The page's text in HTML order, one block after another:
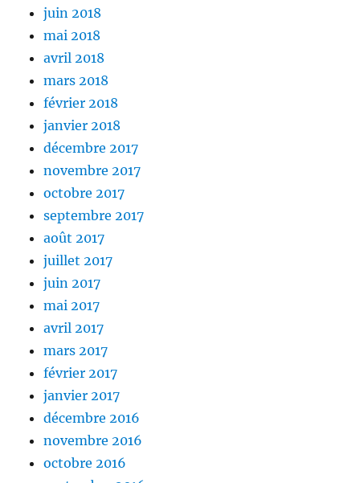
juin 2018
mai 2018
avril 2018
mars 2018
février 2018
janvier 2018
décembre 2017
novembre 2017
octobre 2017
septembre 2017
août 2017
juillet 2017
juin 2017
mai 2017
avril 2017
mars 2017
février 2017
janvier 2017
décembre 2016
novembre 2016
octobre 2016